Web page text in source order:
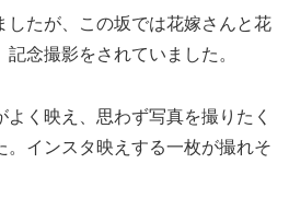
したが、この坂では花嫁さんと花
念撮影をされていました。
く映え、思わず写真を撮りたく
。インスタ映えする一枚が撮れそ